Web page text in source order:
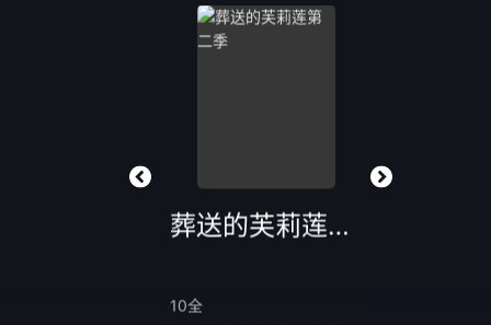
葬送的芙莉莲第二季
10全